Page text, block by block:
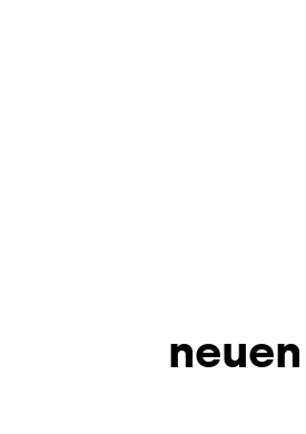
neuen